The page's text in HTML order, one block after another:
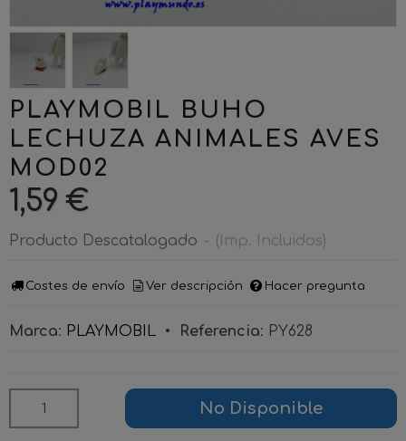
PLAYMOBIL BUHO
LECHUZA ANIMALES AVES
MOD02
1,59 €
Producto Descatalogado - (Imp. Incluidos)
Costes de envío Ver descripción Hacer pregunta
Marca: PLAYMOBIL • Referencia: PY628
No Disponible